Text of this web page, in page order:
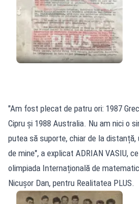
"Am fost plecat de patru ori: 1987
Cipru și 1988 Australia. Nu am nici o
putea să suporte, chiar de la
de mine", a explicat ADRIAN VASIU,
olimpiada Internațională de
Nicușor Dan, pentru Realitatea PLUS.